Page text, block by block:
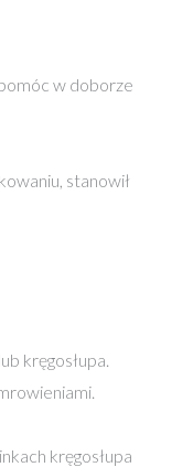
w doborze
stanowił
kręgosłupa.
kręgosłupa